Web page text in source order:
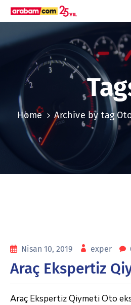
Home Archive by tag
Nisan 10, 2019 exper
Araç Ekspertiz
Araç Ekspertiz Qiymeti Oto